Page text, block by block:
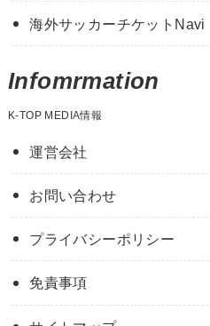
海外サッカーチケットNavi
Infomrmation
K-TOP MEDIA情報
運営会社
お問い合わせ
プライバシーポリシー
免責事項